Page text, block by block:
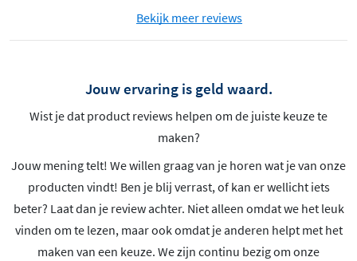
Bekijk meer reviews
Jouw ervaring is geld waard.
Wist je dat product reviews helpen om de juiste keuze te
maken?
Jouw mening telt! We willen graag van je horen wat je van onze
producten vindt! Ben je blij verrast, of kan er wellicht iets
beter? Laat dan je review achter. Niet alleen omdat we het leuk
vinden om te lezen, maar ook omdat je anderen helpt met het
maken van een keuze. We zijn continu bezig om onze